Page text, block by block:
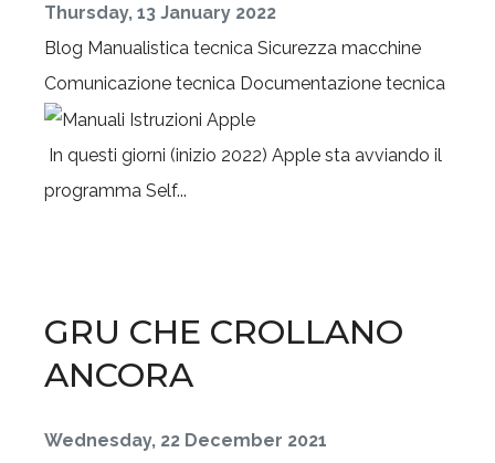
Thursday, 13 January 2022
Blog Manualistica tecnica Sicurezza macchine
Comunicazione tecnica Documentazione tecnica
In questi giorni (inizio 2022) Apple sta avviando il
programma Self...
GRU CHE CROLLANO
ANCORA
Wednesday, 22 December 2021